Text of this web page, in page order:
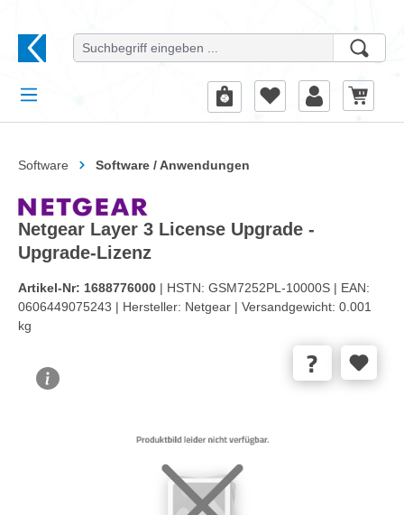
Software Software / Anwendungen
Netgear Layer 3 License Upgrade -
Upgrade-Lizenz
Artikel-Nr: 1688776000 | HSTN: GSM7252PL-10000S | EAN:
0606449075243 | Hersteller: Netgear | Versandgewicht: 0.001
kg